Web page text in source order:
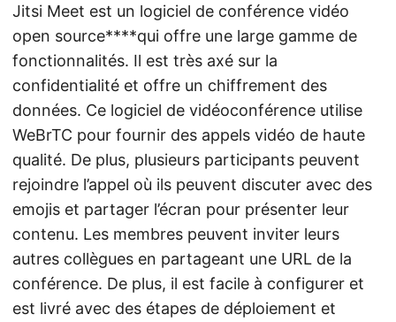
Jitsi Meet est un logiciel de conférence vidéo
open source****qui offre une large gamme de
fonctionnalités. Il est très axé sur la
confidentialité et offre un chiffrement des
données. Ce logiciel de vidéoconférence utilise
WeBrTC pour fournir des appels vidéo de haute
qualité. De plus, plusieurs participants peuvent
rejoindre l’appel où ils peuvent discuter avec des
emojis et partager l’écran pour présenter leur
contenu. Les membres peuvent inviter leurs
autres collègues en partageant une URL de la
conférence. De plus, il est facile à configurer et
est livré avec des étapes de déploiement et